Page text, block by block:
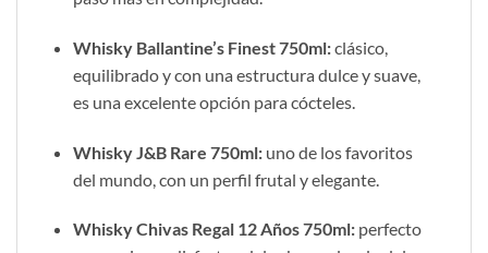
Whisky Ballantine’s Finest 750ml:clásico,
equilibrado y con una estructura dulce y suave,
es una excelente opción para cócteles.
Whisky J&B Rare 750ml:uno de los favoritos
del mundo, con un perfil frutal y elegante.
Whisky Chivas Regal 12 Años 750ml:perfecto